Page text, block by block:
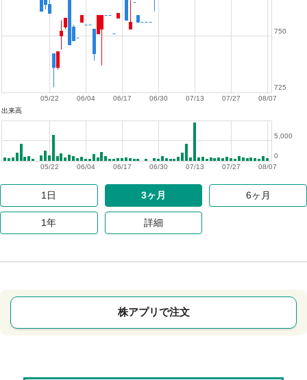
08/07
07/27
07/13
06/30
06/17
06/04
05/22
725
750
出来高
08/07
07/27
07/13
06/30
06/17
06/04
05/22
0
5,000
1日 3ヶ月 6ヶ月
1年 詳細
株アプリで注文